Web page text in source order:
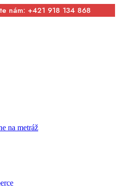
nám: +421 918 134 868
na metráž